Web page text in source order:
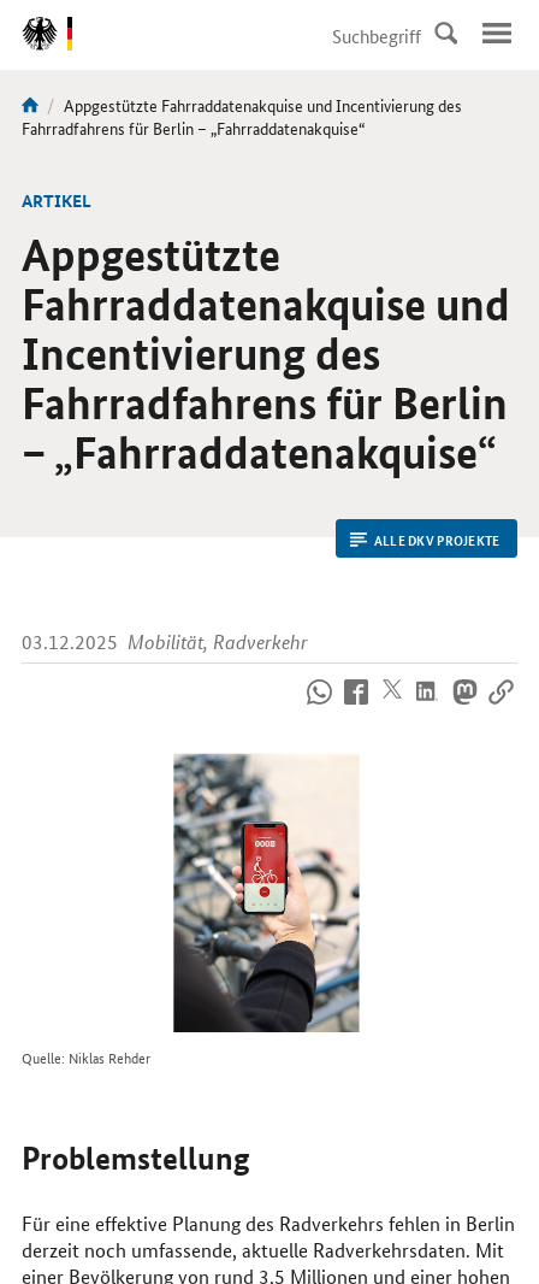
DirektZu:
Navigation
Sie
sind
Aktuelle
Seite:
Appgestützte Fahrraddatenakquise und Incentivierung des
Fahrradfahrens für Berlin – „Fahrraddatenakquise“
ARTIKEL
Appgestützte
Fahrraddatenakquise und
Incentivierung des
Fahrradfahrens für Berlin
– „Fahrraddatenakquise“
ALLE DKV PROJEKTE
03.12.2025 Mobilität, Radverkehr
Quelle: Niklas Rehder
Problemstellung
Für eine effektive Planung des Radverkehrs fehlen in Berlin
derzeit noch umfassende, aktuelle Radverkehrsdaten. Mit
einer Bevölkerung von rund 3,5 Millionen und einer hohen